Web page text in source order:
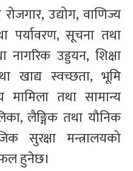
उद्योग, वाणिज्य
पर्यावरण, सूचना तथा
नागरिक उड्डयन, शिक्षा
खाद्य स्वच्छता, भूमि
मामिला तथा सामान्य
लैङ्गिक तथा यौनिक
सुरक्षा मन्त्रालयको
हुनेछ।